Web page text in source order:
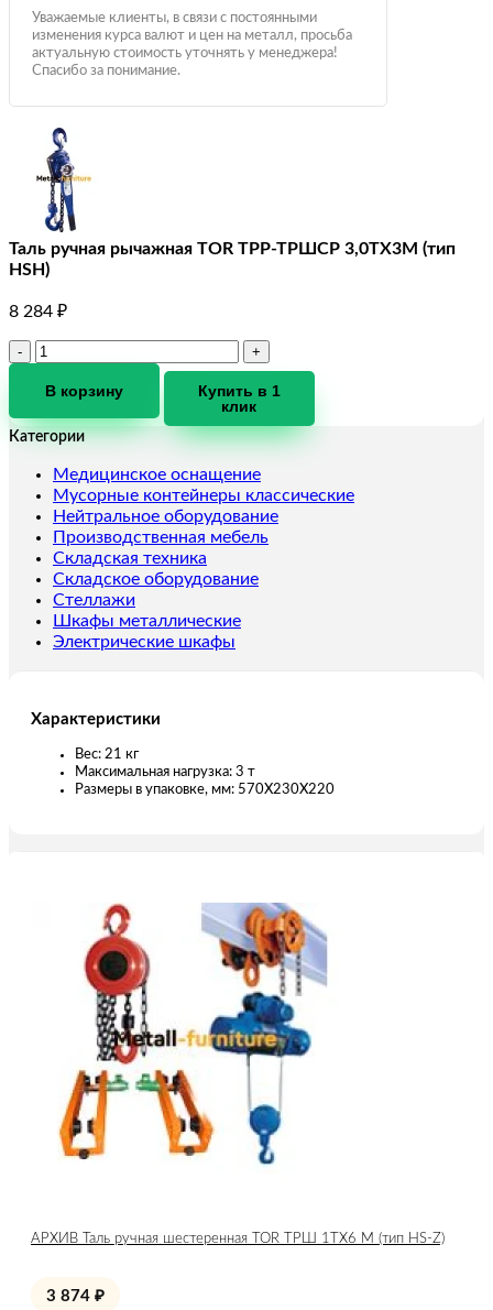
Уважаемые клиенты, в связи с постоянными
изменения курса валют и цен на металл, просьба
актуальную стоимость уточнять у менеджера!
Спасибо за понимание.
Таль ручная рычажная TOR ТРР-ТРШСР 3,0ТХ3М (тип
HSH)
8 284 ₽
Количество
Таль
рычажная
ТРР-
ТРШСР
3,0ТХ3М
(тип
HSH)
В корзину
Купить в 1
клик
Категории
Медицинское оснащение
Мусорные контейнеры классические
Нейтральное оборудование
Производственная мебель
Складская техника
Складское оборудование
Стеллажи
Шкафы металлические
Электрические шкафы
Характеристики
Вес: 21 кг
Максимальная нагрузка: 3 т
Размеры в упаковке, мм: 570X230X220
АРХИВ Таль ручная шестеренная TOR ТРШ 1ТХ6 М (тип HS-Z)
3 874 ₽